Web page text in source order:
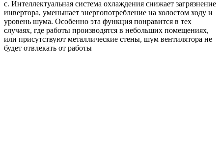
с. Интеллектуальная система охлаждения снижает загрязнение
инвертора, уменьшает энергопотребление на холостом ходу и
уровень шума. Особенно эта функция понравится в тех
случаях, где работы производятся в небольших помещениях,
или присутствуют металлические стены, шум вентилятора не
будет отвлекать от работы